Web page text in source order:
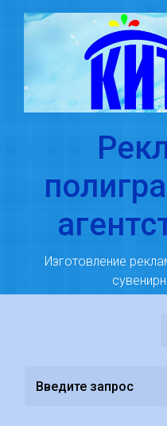
Skip to main content
Изготовление